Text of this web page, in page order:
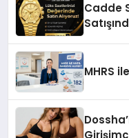
Cadde
MHRS